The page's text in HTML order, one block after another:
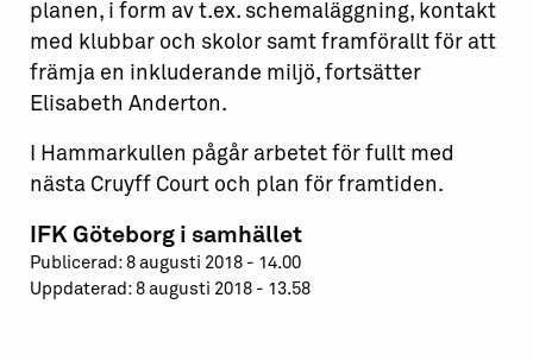
planen, i form av t.ex. schemaläggning, kontakt
med klubbar och skolor samt framförallt för att
främja en inkluderande miljö, fortsätter
Elisabeth Anderton.
I Hammarkullen pågår arbetet för fullt med
nästa Cruyff Court och plan för framtiden.
IFK Göteborg i samhället
Publicerad: 8 augusti 2018 - 14.00
Uppdaterad: 8 augusti 2018 - 13.58